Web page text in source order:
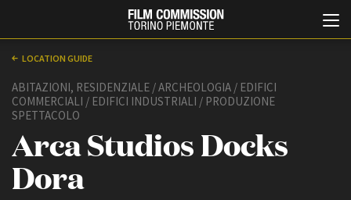
LOCATION GUIDE
ABITAZIONI, RESIDENZIALE / ARCHEOLOGIA / EDIFICI
COMMERCIALI / EDIFICI INDUSTRIALI / PRODUZIONE
SPETTACOLO
Arca Studios Docks
Dora